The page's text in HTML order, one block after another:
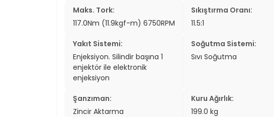
Maks. Tork:
117.0Nm (11.9kgf-m) 6750RPM
Sıkıştırma Oranı:
11.5:1
Yakıt Sistemi:
Enjeksiyon. Silindir başına 1
enjektör ile elektronik
enjeksiyon
Soğutma Sistemi:
Sıvı Soğutma
Şanzıman:
Zincir Aktarma
Kuru Ağırlık:
199.0 kg